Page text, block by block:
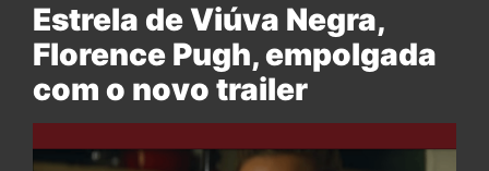
Estrela de Viúva Negra,
Florence Pugh, empolgada
com o novo trailer